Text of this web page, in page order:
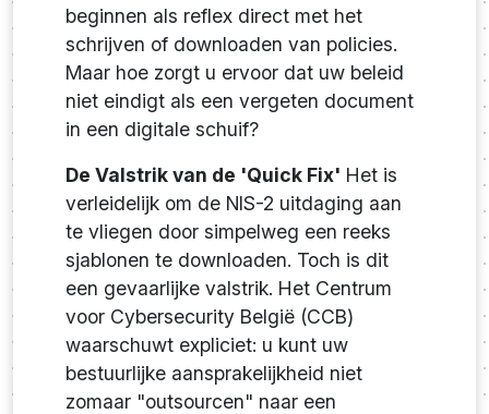
beginnen als reflex direct met het
schrijven of downloaden van policies.
Maar hoe zorgt u ervoor dat uw beleid
niet eindigt als een vergeten document
in een digitale schuif?
De Valstrik van de 'Quick Fix' Het is
verleidelijk om de NIS-2 uitdaging aan
te vliegen door simpelweg een reeks
sjablonen te downloaden. Toch is dit
een gevaarlijke valstrik. Het Centrum
voor Cybersecurity België (CCB)
waarschuwt expliciet: u kunt uw
bestuurlijke aansprakelijkheid niet
zomaar "outsourcen" naar een